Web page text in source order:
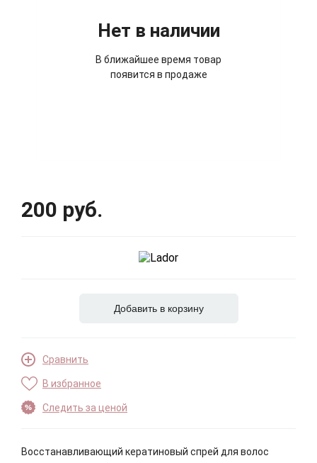
Нет в наличии
В ближайшее время товар
появится в продаже
200 руб.
Добавить в корзину
Сравнить
В избранное
Следить за ценой
Восстанавливающий кератиновый спрей для волос